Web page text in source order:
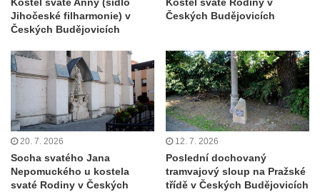
Hrob Waltera Hilleho na hřbitově ve Vlčí
Kenotaf Oskara Ringelhana na hřbitově v
Benešově nad Ploučnicí
Kenotaf Augusta Michela na hřbitově v
Benešově nad Ploučnicí
Hrob Šumových na hřbitově v Benešově
nad Ploučnicí
Hrob Theodora Sommera na hřbitově v
Jihočeské filharmonie) v
Českých Budějovicích
Českých Budějovicích
20. 7. 2026
Socha svatého Jana
Nepomuckého u kostela
svaté Rodiny v Českých
12. 7. 2026
Poslední dochovaný
tramvajový sloup na Pražské
třídě v Českých Budějovicích